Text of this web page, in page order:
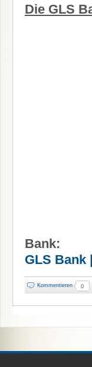
Die GLS
Bank:
GLS Bank
Kommentieren 0